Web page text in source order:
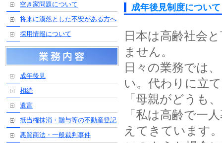
空き家問題について
将来に漠然とした不安がある方へ
採用情報について
成年後見
相続
遺言
抵当権抹消・贈与等の不動産登記
悪質商法・一般裁判事件
成年後見制度について
日本は高齢社会
ません。
日々の業務では
い。代わりに立
「母親がどうも
「私は高齢で一
えてきています。